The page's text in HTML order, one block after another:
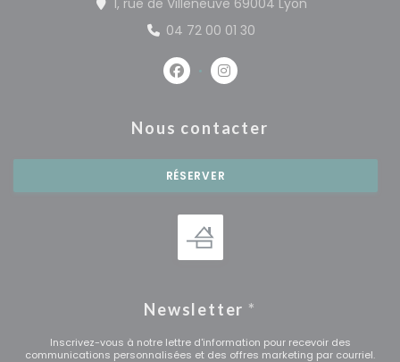
1, rue de Villeneuve 69004 Lyon
04 72 00 01 30
Facebook ((ouvre une
Instagram ((ouvre une
Nous contacter
RÉSERVER
Newsletter *
Inscrivez-vous à notre lettre d'information pour recevoir des
communications personnalisées et des offres marketing par courriel.